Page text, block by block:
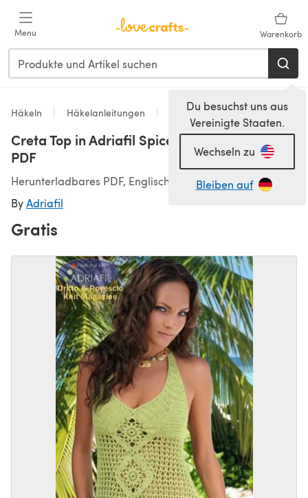
Menu Warenkorb
Du besuchst uns aus
Vereinigte Staaten.
Wechseln zu
Bleiben auf
Häkeln Häkelanleitungen Tops
Creta Top in Adriafil Spice - Downloadable
PDF
Herunterladbares PDF, Englisch
ByAdriafil
Gratis